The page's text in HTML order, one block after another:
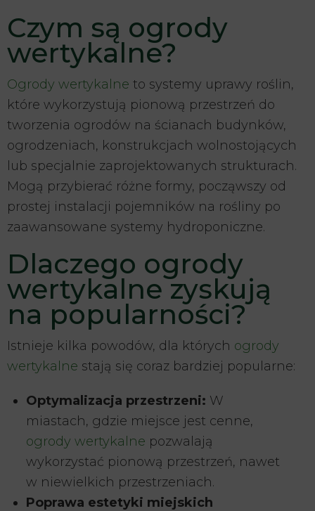
Czym są ogrody
wertykalne?
Ogrody wertykalne to systemy uprawy roślin,
które wykorzystują pionową przestrzeń do
tworzenia ogrodów na ścianach budynków,
ogrodzeniach, konstrukcjach wolnostojących
lub specjalnie zaprojektowanych strukturach.
Mogą przybierać różne formy, począwszy od
prostej instalacji pojemników na rośliny po
zaawansowane systemy hydroponiczne.
Dlaczego ogrody
wertykalne zyskują
na popularności?
Istnieje kilka powodów, dla których ogrody
wertykalne stają się coraz bardziej popularne:
Optymalizacja przestrzeni: W
miastach, gdzie miejsce jest cenne,
ogrody wertykalne pozwalają
wykorzystać pionową przestrzeń, nawet
w niewielkich przestrzeniach.
Poprawa estetyki miejskich